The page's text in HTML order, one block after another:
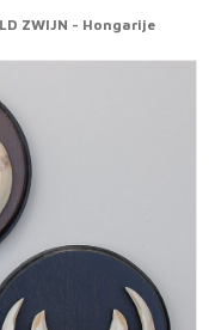
ZWIJN - Hongarije